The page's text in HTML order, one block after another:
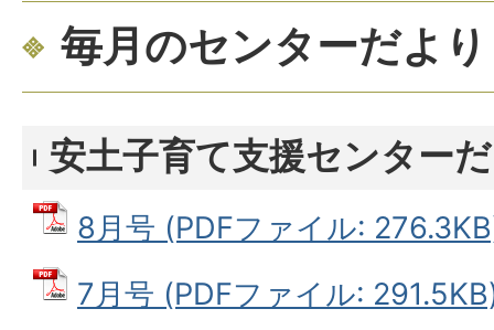
毎月のセンターだより
安土子育て支援センター
8月号 (PDFファイル:
7月号 (PDFファイル: